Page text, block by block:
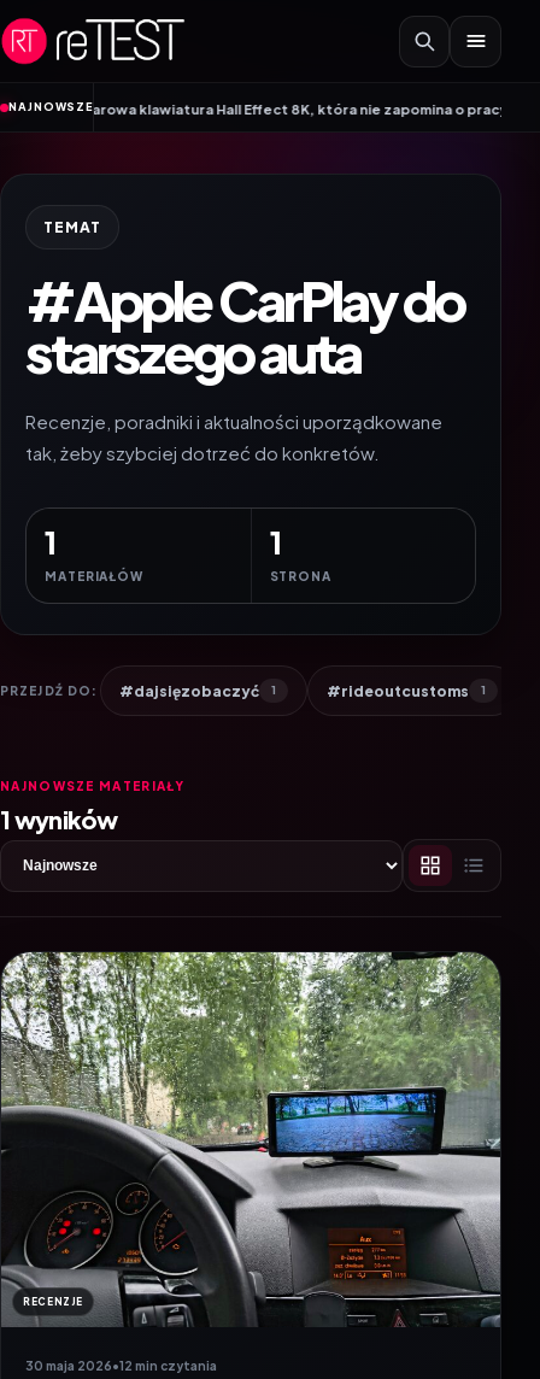
Przejdź do treści
NAJNOWSZEklawiatura Hall Effect 8K, która nie zapomina o pracy•Kiedy
TEMAT
#Apple CarPlay do
starszego auta
Recenzje, poradniki i aktualności uporządkowane
tak, żeby szybciej dotrzeć do konkretów.
1
MATERIAŁÓW
1
STRONA
PRZEJDŹ DO: #dajsięzobaczyć 1 #rideoutcustoms 1
NAJNOWSZE MATERIAŁY
1 wyników
RECENZJE
30 maja 2026•12 min czytania